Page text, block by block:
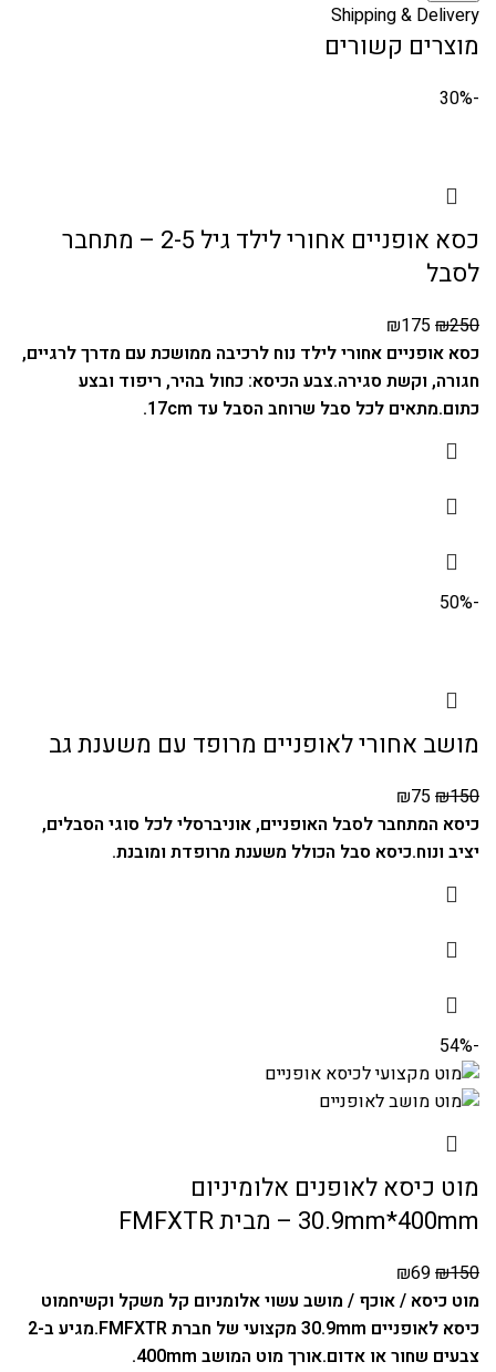
Shipping & Delivery
מוצרים קשורים
-30%
כסא אופניים אחורי לילד גיל 2-5 – מתחבר
לסבל
₪250
₪175
כסא אופניים אחורי לילד נוח לרכיבה ממושכת עם מדרך לרגיים,
חגורה, וקשת סגירה.צבע הכיסא: כחול בהיר, ריפוד ובצע
כתום.מתאים לכל סבל שרוחב הסבל עד 17cm.
-50%
מושב אחורי לאופניים מרופד עם משענת גב
₪150
₪75
כיסא המתחבר לסבל האופניים, אוניברסלי לכל סוגי הסבלים,
יציב ונוח.כיסא סבל הכולל משענת מרופדת ומובנת.
-54%
מוט כיסא לאופנים אלומיניום
30.9mm*400mm – מבית FMFXTR
₪150
₪69
מוט כיסא / אוכף / מושב עשוי אלומניום קל משקל וקשיחמוט
כיסא לאופניים 30.9mm מקצועי של חברת FMFXTR.
מגיע ב-2
צבעים שחור או אדום.אורך מוט המושב 400mm.